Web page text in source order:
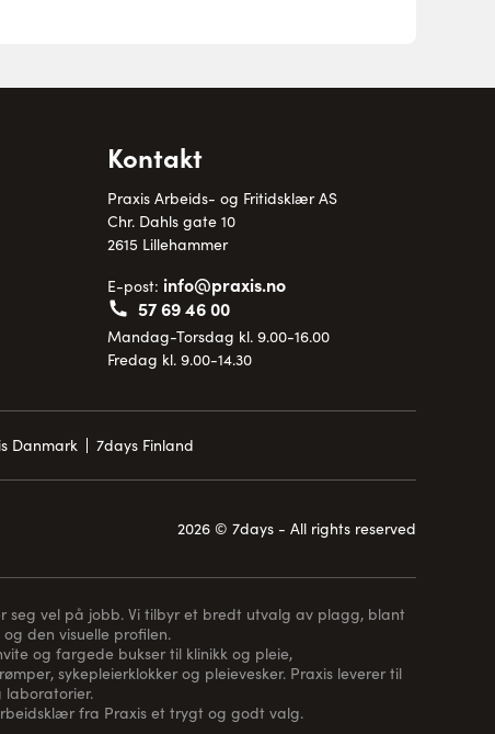
Kontakt
Praxis Arbeids- og Fritidsklær AS
Chr. Dahls gate 10
2615 Lillehammer
E-post: info@praxis.no
57 69 46 00
Mandag-Torsdag kl. 9.00-16.00
Fredag kl. 9.00-14.30
Danmark 7days Finland
2026 © 7days - All rights reserved
seg vel på jobb. Vi tilbyr et bredt utvalg av plagg, blant
den visuelle profilen.
og fargede bukser til klinikk og pleie,
, sykepleierklokker og pleievesker. Praxis leverer til
laboratorier.
fra Praxis et trygt og godt valg.